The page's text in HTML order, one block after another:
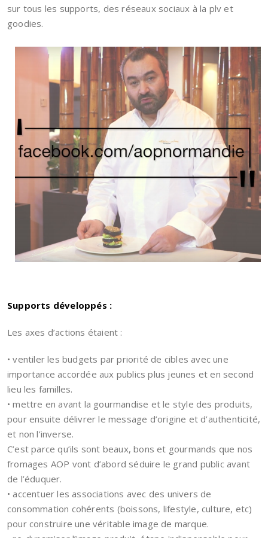
sur tous les supports, des réseaux sociaux à la plv et
goodies.
Supports développés :
Les axes d’actions étaient :
• ventiler les budgets par priorité de cibles avec une
importance accordée aux publics plus jeunes et en second
lieu les familles.
• mettre en avant la gourmandise et le style des produits,
pour ensuite délivrer le message d’origine et d’authenticité,
et non l’inverse.
C’est parce qu’ils sont beaux, bons et gourmands que nos
fromages AOP vont d’abord séduire le grand public avant
de l’éduquer.
• accentuer les associations avec des univers de
consommation cohérents (boissons, lifestyle, culture, etc)
pour construire une véritable image de marque.